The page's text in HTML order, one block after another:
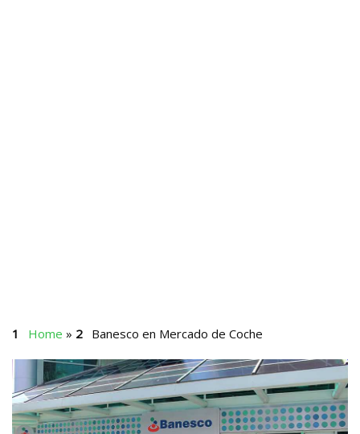
Home » Banesco en Mercado de Coche